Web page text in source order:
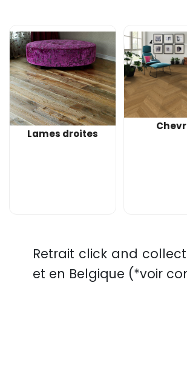
Lames droites
Retrait click and
et en Belgique (*voir